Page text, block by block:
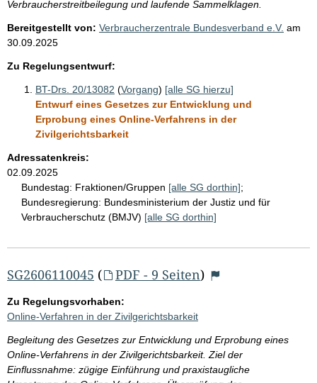
Verbraucherstreitbeilegung und laufende Sammelklagen.
Bereitgestellt von: Verbraucherzentrale Bundesverband e.V. am
30.09.2025
Zu Regelungsentwurf:
BT-Drs. 20/13082 (Vorgang) [alle SG hierzu]
Entwurf eines Gesetzes zur Entwicklung und
Erprobung eines Online-Verfahrens in der
Zivilgerichtsbarkeit
Adressatenkreis:
02.09.2025
Bundestag: Fraktionen/Gruppen [alle SG dorthin];
Bundesregierung: Bundesministerium der Justiz und für
Verbraucherschutz (BMJV) [alle SG dorthin]
SG2606110045 ( PDF - 9 Seiten)
Zu Regelungsvorhaben:
Online-Verfahren in der Zivilgerichtsbarkeit
Begleitung des Gesetzes zur Entwicklung und Erprobung eines
Online-Verfahrens in der Zivilgerichtsbarkeit. Ziel der
Einflussnahme: zügige Einführung und praxistaugliche